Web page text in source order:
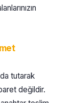
tutarak
değildir.